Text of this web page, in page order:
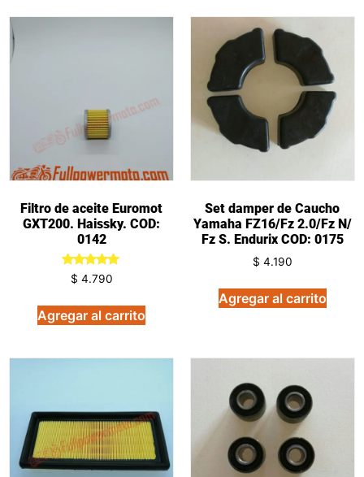
Filtro de aceite Euromot
GXT200. Haissky. COD:
0142
Valorado
en
de 5
$ 4.790
Agregar al carrito
Set damper de Caucho
Yamaha FZ16/Fz 2.0/Fz N/
Fz S. Endurix COD: 0175
$ 4.190
Agregar al carrito